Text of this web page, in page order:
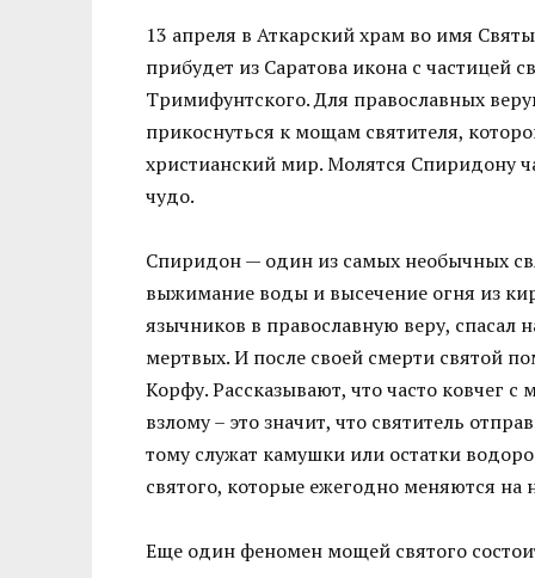
13 апреля в Аткарский храм во имя
прибудет из Саратова икона с частицей
Тримифунтского. Для православных
прикоснуться к мощам святителя,
христианский мир. Молятся Спиридону
чудо.
Спиридон — один из самых необычных
выжимание воды и высечение огня из
язычников в православную веру, спасал
мертвых. И после своей смерти святой
Корфу. Рассказывают, что часто ковчег
взлому – это значит, что святитель
тому служат камушки или остатки
святого, которые ежегодно меняются на
Еще один феномен мощей святого